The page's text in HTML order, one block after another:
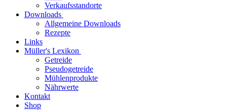
Verkaufsstandorte
Downloads
Allgemeine Downloads
Rezepte
Links
Müller's Lexikon
Getreide
Pseudogetreide
Mühlenprodukte
Nährwerte
Kontakt
Shop